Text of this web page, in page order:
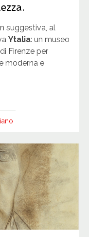
suggestiva, al
Ytalia: un museo
Firenze per
moderna e